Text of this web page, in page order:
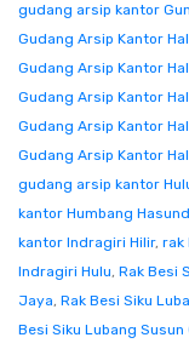
gudang arsip kantor
Gudang Arsip Kantor
Gudang Arsip Kantor
Gudang Arsip Kantor
Gudang Arsip Kantor
Gudang Arsip Kantor
gudang arsip kantor
kantor Humbang
kantor Indragiri Hilir, rak
Indragiri Hulu, Rak Besi
Jaya, Rak Besi Siku
Besi Siku Lubang